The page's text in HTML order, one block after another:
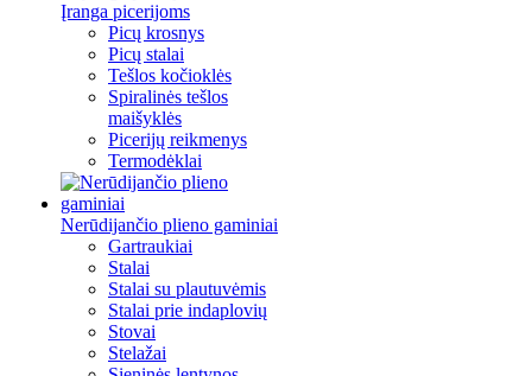
Įranga picerijoms
Picų krosnys
Picų stalai
Tešlos kočioklės
Spiralinės tešlos
maišyklės
Picerijų reikmenys
Termodėklai
Nerūdijančio plieno gaminiai
Gartraukiai
Stalai
Stalai su plautuvėmis
Stalai prie indaplovių
Stovai
Stelažai